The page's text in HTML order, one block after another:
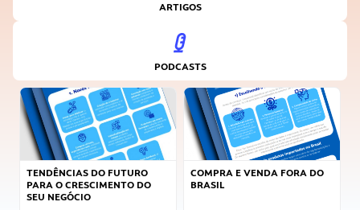
ARTIGOS
PODCASTS
TENDÊNCIAS DO FUTURO
PARA O CRESCIMENTO DO
SEU NEGÓCIO
COMPRA E VENDA FORA DO
BRASIL